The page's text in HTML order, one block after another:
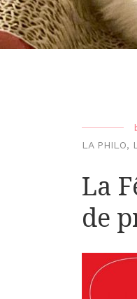
LA PHILO,
La
de